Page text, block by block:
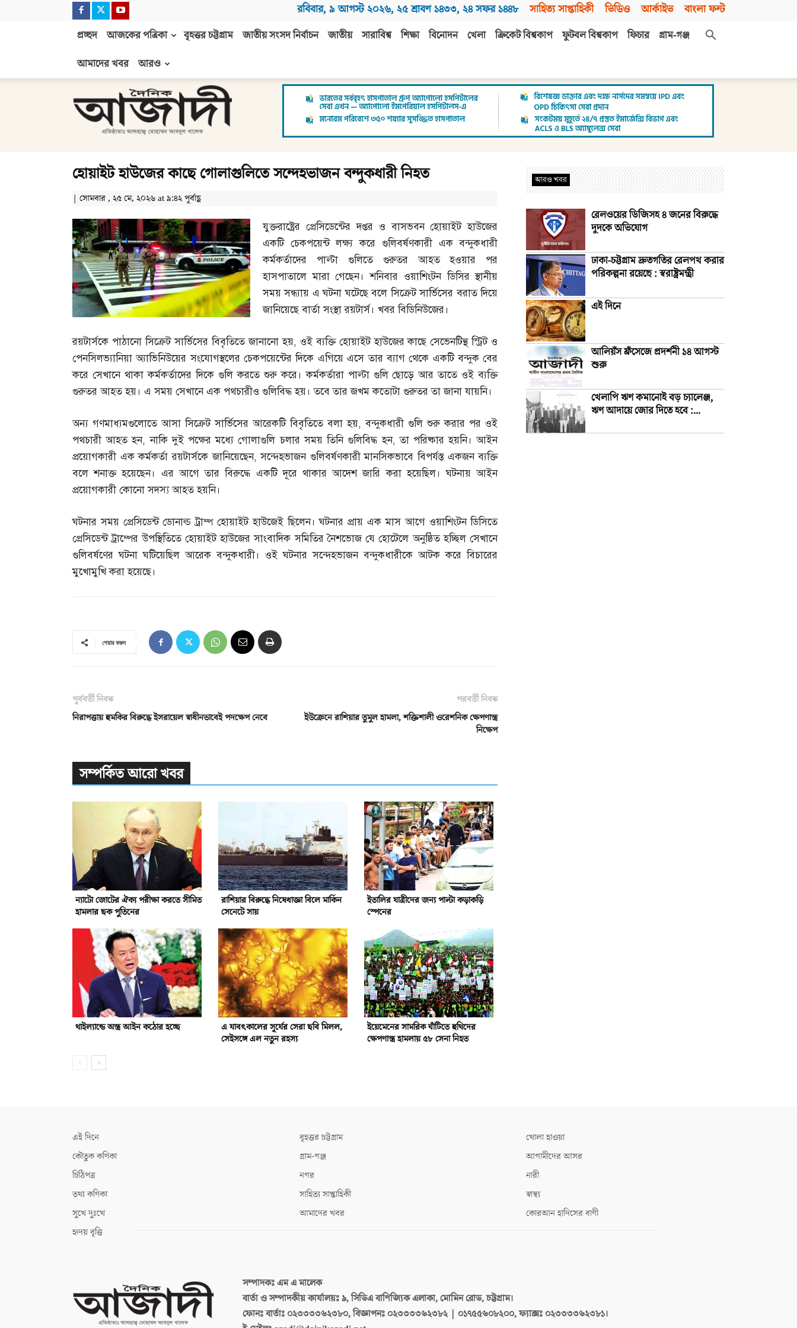
রবিবার, ৯ আগস্ট ২০২৬, ২৫ শ্রাবণ ১৪৩৩, ২৪ সফর ১৪৪৮ সাহিত্য সাপ্তাহিকী ভিডিও আর্কাইভ বাংলা ফন্ট
প্রচ্ছদ আজকের পত্রিকা বৃহত্তর চট্টগ্রাম জাতীয় সংসদ নির্বাচন জাতীয় সারাবিশ্ব শিক্ষা বিনোদন খেলা ক্রিকেট বিশ্বকাপ ফুটবল বিশ্বকাপ ফিচার
গ্রাম-গঞ্জ
আমাদের খবর
আরও
আজাদী
হোয়াইট হাউজের কাছে গোলাগুলিতে সন্দেহভাজন বন্দুকধারী নিহত
| সোমবার , ২৫ মে, ২০২৬ at ৯:৪২ পূর্বাহ্ণ
যুক্তরাষ্ট্রের প্রেসিডেন্টের দপ্তর ও বাসভবন হোয়াইট হাউজের
একটি চেকপয়েন্ট লক্ষ্য করে গুলিবর্ষণকারী এক বন্দুকধারী
কর্মকর্তাদের পাল্টা গুলিতে গুরুতর আহত হওয়ার পর
হাসপাতালে মারা গেছেন। শনিবার ওয়াশিংটন ডিসির স্থানীয়
সময় সন্ধ্যায় এ ঘটনা ঘটেছে বলে সিক্রেট সার্ভিসের বরাত দিয়ে
জানিয়েছে বার্তা সংস্থা রয়টার্স। খবর বিডিনিউজের।
রয়টার্সকে পাঠানো সিক্রেট সার্ভিসের বিবৃতিতে জানানো হয়, ওই ব্যক্তি হোয়াইট হাউজের কাছে সেভেনটিন্থ স্ট্রিট ও
পেনসিলভ্যানিয়া অ্যাভিনিউয়ের সংযোগস্থলের চেকপয়েন্টের দিকে এগিয়ে এসে তার ব্যাগ থেকে একটি বন্দুক বের
করে সেখানে থাকা কর্মকর্তাদের দিকে গুলি করতে শুরু করে। কর্মকর্তারা পাল্টা গুলি ছোড়ে আর তাতে ওই ব্যক্তি
গুরুতর আহত হয়। এ সময় সেখানে এক পথচারীও গুলিবিদ্ধ হয়। তবে তার জখম কতোটা গুরুতর তা জানা যায়নি।
অন্য গণমাধ্যমগুলোতে আসা সিক্রেট সার্ভিসের আরেকটি বিবৃতিতে বলা হয়,বন্দুকধারী গুলি শুরু করার পর ওই
পথচারী আহত হন,নাকি দুই পক্ষের মধ্যে গোলাগুলি চলার সময় তিনি গুলিবিদ্ধ হন,তা পরিষ্কার হয়নি। আইন
প্রয়োগকারী এক কর্মকর্তা রয়টার্সকে জানিয়েছেন,সন্দেহভাজন গুলিবর্ষণকারী মানসিকভাবে বিপর্যস্ত একজন ব্যক্তি
বলে শনাক্ত হয়েছেন। এর আগে তার বিরুদ্ধে একটি দূরে থাকার আদেশ জারি করা হয়েছিল। ঘটনায় আইন
প্রয়োগকারী কোনো সদস্য আহত হয়নি।
ঘটনার সময় প্রেসিডেন্ট ডোনাল্ড ট্রাম্প হোয়াইট হাউজেই ছিলেন। ঘটনার প্রায় এক মাস আগে ওয়াশিংটন ডিসিতে
প্রেসিডেন্ট ট্রাম্পের উপস্থিতিতে হোয়াইট হাউজের সাংবাদিক সমিতির নৈশভোজ যে হোটেলে অনুষ্ঠিত হচ্ছিল সেখানে
গুলিবর্ষণের ঘটনা ঘটিয়েছিল আরেক বন্দুকধারী। ওই ঘটনার সন্দেহভাজন বন্দুকধারীকে আটক করে বিচারের
মুখোমুখি করা হয়েছে।
শেয়ার করুন
পূর্ববর্তী নিবন্ধ
নিরাপত্তায় হুমকির বিরুদ্ধে ইসরায়েল স্বাধীনভাবেই পদক্ষেপ নেবে
পরবর্তী নিবন্ধ
ইউক্রেনে রাশিয়ার তুমুল হামলা, শক্তিশালী ওরেশনিক ক্ষেপণাস্ত্র
নিক্ষেপ
সম্পর্কিত আরো খবর
ন্যাটো জোটের ঐক্য পরীক্ষা করতে সীমিত
হামলার ছক পুতিনের
রাশিয়ার বিরুদ্ধে নিষেধাজ্ঞা বিলে মার্কিন
সেনেটে সায়
ইতালির যাত্রীদের জন্য পাল্টা কড়াকড়ি
স্পেনের
থাইল্যান্ডে অস্ত্র আইন কঠোর হচ্ছে
এ যাবৎকালের সূর্যের সেরা ছবি মিলল,
সেইসঙ্গে এল নতুন রহস্য
ইয়েমেনের সামরিক ঘাঁটিতে হুথিদের
ক্ষেপণাস্ত্র হামলায় ৫৮ সেনা নিহত
আরও খবর
রেলওয়ের ডিজিসহ ৪ জনের বিরুদ্ধে
দুদকে অভিযোগ
ঢাকা-চট্টগ্রাম দ্রুতগতির রেলপথ করার
পরিকল্পনা রয়েছে : স্বরাষ্ট্রমন্ত্রী
এই দিনে
আলিয়ঁস ফ্রঁসেজে প্রদর্শনী ১৪ আগস্ট
শুরু
খেলাপি ঋণ কমানোই বড় চ্যালেঞ্জ,
ঋণ আদায়ে জোর দিতে হবে :...
এই দিনে
কৌতুক কণিকা
চিঠিপত্র
তথ্য কণিকা
সুখে দুঃখে
হৃদয় বৃত্তি
বৃহত্তর চট্টগ্রাম
গ্রাম-গঞ্জ
নগর
সাহিত্য সাপ্তাহিকী
আমাদের খবর
খোলা হাওয়া
আগামীদের আসর
নারী
স্বাস্থ্য
কোরআন হাদিসের বাণী
সম্পাদকঃএম এ মালেক
বার্তা ও সম্পাদকীয় কার্যালয়ঃ৯, সিডিএ বাণিজ্যিক এলাকা, মোমিন রোড, চট্টগ্রাম।
ফোনঃ বার্তাঃ ০২৩৩৩৩৬২৩৮০, বিজ্ঞাপনঃ ০২৩৩৩৩৬২৩৮২ | ০১৭৫৫৬০৮২০০, ফ্যাক্সঃ ০২৩৩৩৩৬২৩৮১।